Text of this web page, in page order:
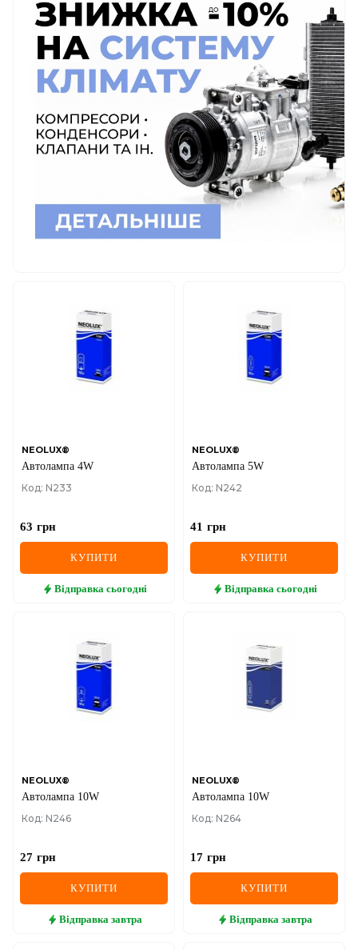
NEOLUX®
Автолампа 4W
Код: N233
63 грн
КУПИТИ
Відправка сьогодні
NEOLUX®
Автолампа 5W
Код: N242
41 грн
КУПИТИ
Відправка сьогодні
NEOLUX®
Автолампа 10W
Код: N246
27 грн
КУПИТИ
Відправка завтра
NEOLUX®
Автолампа 10W
Код: N264
17 грн
КУПИТИ
Відправка завтра